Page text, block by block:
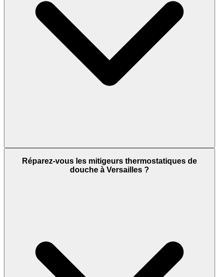
Réparez-vous les mitigeurs thermostatiques de
douche à Versailles ?